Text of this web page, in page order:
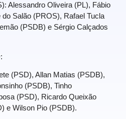
Alessandro Oliveira (PL), Fábio
Salão (PROS), Rafael Tucla
(PSDB) e Sérgio Calçados
(PSD), Allan Matias (PSDB),
(PSDB), Tinho
(PSD), Ricardo Queixão
e Wilson Pio (PSDB).